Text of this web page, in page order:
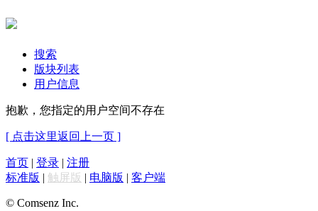
搜索
版块列表
用户信息
抱歉，您指定的用户空间不存在
[ 点击这里返回上一页 ]
首页 | 登录 | 注册
标准版 | 触屏版 | 电脑版 | 客户端
© Comsenz Inc.